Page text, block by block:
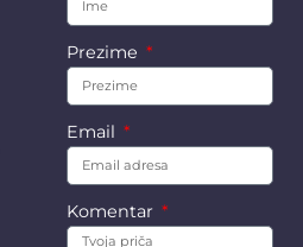
Prezime
Email
Komentar